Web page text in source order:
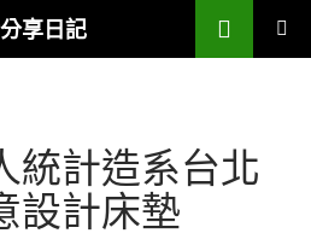
享日記
統計造系台北
設計床墊